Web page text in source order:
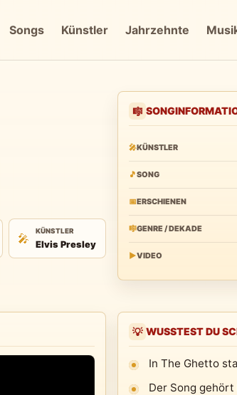
Songs Künstler Jahrzehnte
🎤
KÜNSTLER
Elvis Presley
🎼
🎤KÜNSTLER
🎵SONG
📅ERSCHIENEN
🎼GENRE / DEKADE
▶VIDEO
💡 WUSSTEST DU
In The Ghetto
Der Song